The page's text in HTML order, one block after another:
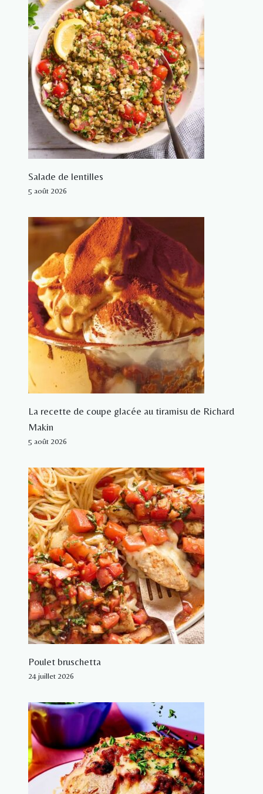
Salade de lentilles
5 août 2026
La recette de coupe glacée au tiramisu de Richard
Makin
5 août 2026
Poulet bruschetta
24 juillet 2026